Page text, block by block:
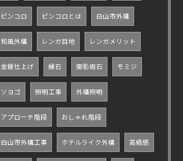
ピンコロ ピンコロとは 白山市外構
和風外構 レンガ目地 レンガメリット
金鏝仕上げ 縁石 御影板石 モミジ
ソヨゴ 照明工事 外構照明
アプローチ階段 おしゃれ階段
白山市外構工事 ホテルライク外構 高級感